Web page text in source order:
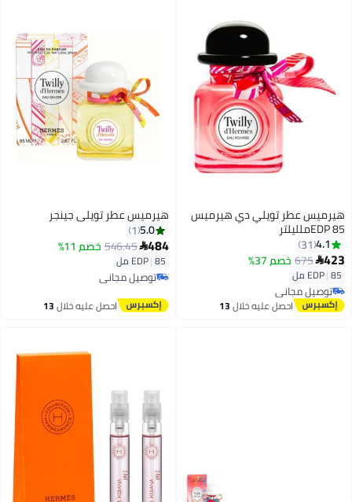
هيرميس عطر تويلي دي هيرميس
EDP 85ملليلتر
4.1
31
423
675 خصم 37%
EDP|85 مل
توصيل مجاني
توصيل مجانياحصل عليه خلال13
هيرميس عطر تويلي جينجر
5.0
1
484
546.45خصم 11%
EDP|85 مل
توصيل مجاني
توصيل مجاني
احصل عليه خلال13